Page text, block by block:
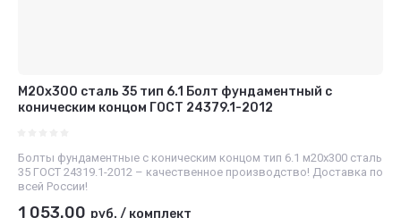
М20х300 сталь 35 тип 6.1 Болт фундаментный с
коническим концом ГОСТ 24379.1-2012
Болты фундаментные с коническим концом тип 6.1 м20х300 сталь
35 ГОСТ 24319.1-2012 – качественное производство! Доставка по
всей России!
1 053.00 руб. / комплект